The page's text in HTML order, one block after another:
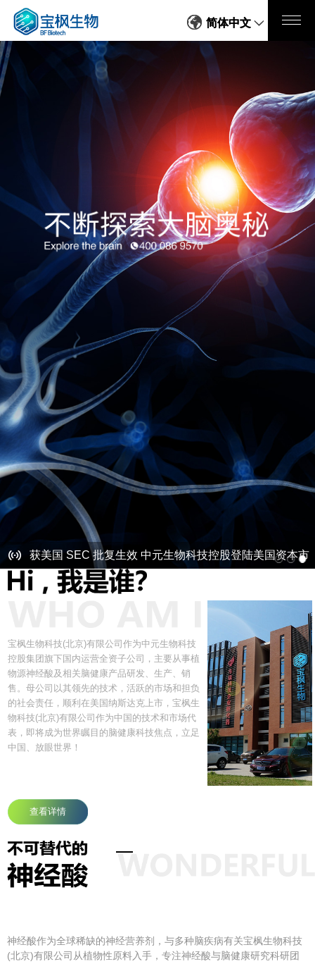
简体中文
简体中文
获美国 SEC 批复生效 中元生物科技控股登陆美国资本市
场
神经酸与中枢神经系统疾病
宝枫生物与多家三甲医院主任进行学术研讨
获美国 SEC 批复生效 中元生物科技控股登陆美国资本市
场
神经酸与中枢神经系统疾病
宝枫生物科技(北京)有限公司作为中元生物科技
控股集团旗下国内运营全资子公司，主要从事植
物源神经酸及相关脑健康产品研发、生产、销
售。母公司以其领先的技术，活跃的市场和担负
的社会责任，顺利在美国纳斯达克上市，宝枫生
物科技(北京)有限公司作为中国的技术和市场代
表，即将成为世界瞩目的脑健康科技焦点，立足
中国、放眼世界！
查看详情
神经酸作为全球稀缺的神经营养剂，与多种脑疾病有关宝枫生物科技
(北京)有限公司从植物性原料入手，专注神经酸与脑健康研究科研团